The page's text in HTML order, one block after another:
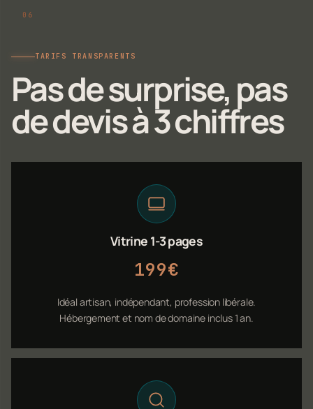
TARIFS TRANSPARENTS
Pas de surprise, pas
de devis à 3 chiffres
Vitrine 1-3 pages
199€
Idéal artisan, indépendant, profession libérale.
Hébergement et nom de domaine inclus 1 an.